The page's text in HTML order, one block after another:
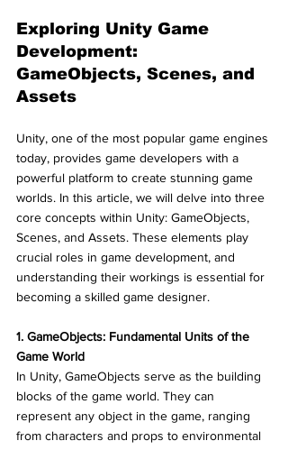
Exploring Unity Game
Development:
GameObjects, Scenes, and
Assets
Unity, one of the most popular game engines
today, provides game developers with a
powerful platform to create stunning game
worlds. In this article, we will delve into three
core concepts within Unity: GameObjects,
Scenes, and Assets. These elements play
crucial roles in game development, and
understanding their workings is essential for
becoming a skilled game designer.
1. GameObjects: Fundamental Units of the
Game World
In Unity, GameObjects serve as the building
blocks of the game world. They can
represent any object in the game, ranging
from characters and props to environmental